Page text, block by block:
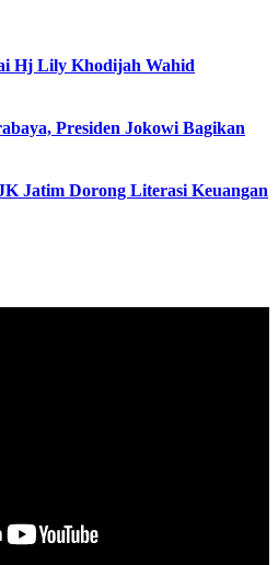
Hj Lily Khodijah Wahid
Presiden Jokowi Bagikan
Jatim Dorong Literasi Keuangan